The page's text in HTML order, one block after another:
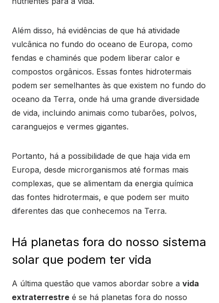
Além disso, há evidências de que há atividade
vulcânica no fundo do oceano de Europa, como
fendas e chaminés que podem liberar calor e
compostos orgânicos. Essas fontes hidrotermais
podem ser semelhantes às que existem no fundo do
oceano da Terra, onde há uma grande diversidade
de vida, incluindo animais como tubarões, polvos,
caranguejos e vermes gigantes.
Portanto, há a possibilidade de que haja vida em
Europa, desde microrganismos até formas mais
complexas, que se alimentam da energia química
das fontes hidrotermais, e que podem ser muito
diferentes das que conhecemos na Terra.
Há planetas fora do nosso sistema
solar que podem ter vida
A última questão que vamos abordar sobre a vida
extraterrestre é se há planetas fora do nosso